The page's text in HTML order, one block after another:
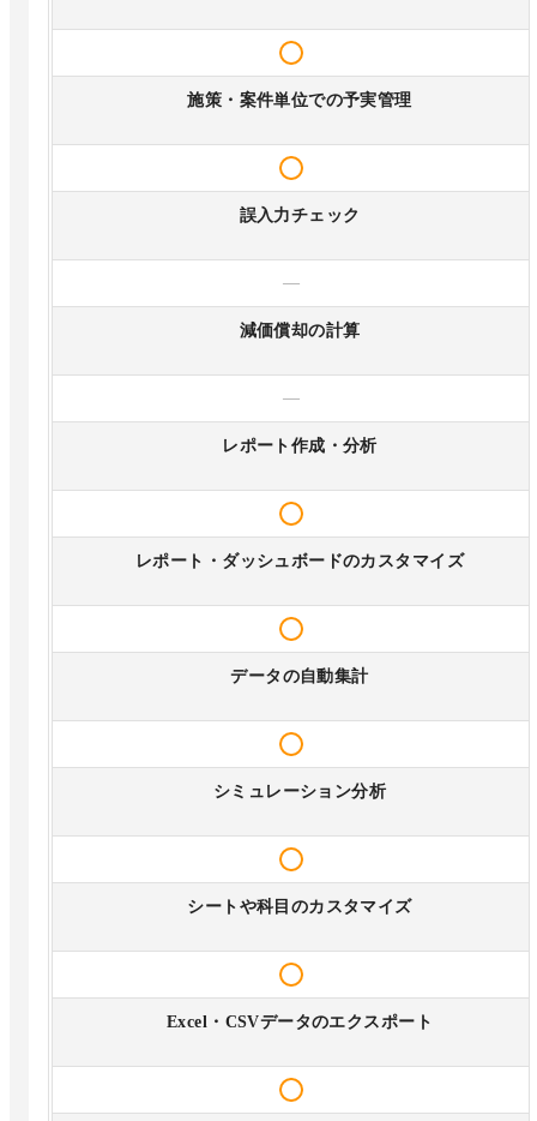
施策・案件単位での予実管理
誤入力チェック
—
減価償却の計算
—
レポート作成・分析
レポート・ダッシュボードのカスタマイズ
データの自動集計
シミュレーション分析
シートや科目のカスタマイズ
Excel・CSVデータのエクスポート